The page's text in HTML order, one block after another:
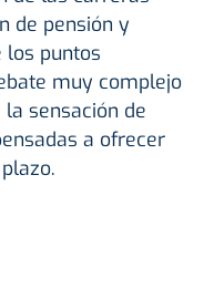
de pensión y
los puntos
muy complejo
sensación de
a ofrecer